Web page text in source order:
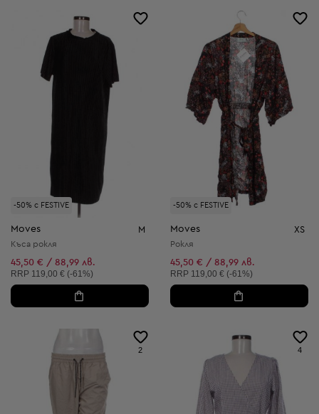
-50% с FESTIVE
Moves M
Къса рокля
45,50 € / 88,99 лв.
Препоръчителна цена:
RRP 119,00 € (-61%)
-50% с FESTIVE
Moves XS
Рокля
45,50 € / 88,99 лв.
Препоръчителна цена:
RRP 119,00 € (-61%)
2 4